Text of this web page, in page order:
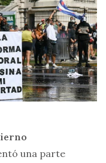
una parte